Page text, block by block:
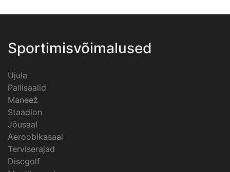
Sportimisvõimalused
Ujula
Pallisaalid
Maneež
Staadion
Jõusaal
Aeroobikasaal
Terviserajad
Discgolf